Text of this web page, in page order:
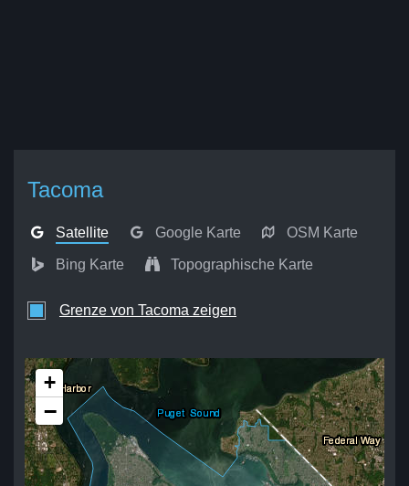
Tacoma
Satellite Google Karte OSM Karte
Bing Karte Topographische Karte
Grenze von Tacoma zeigen
+
−